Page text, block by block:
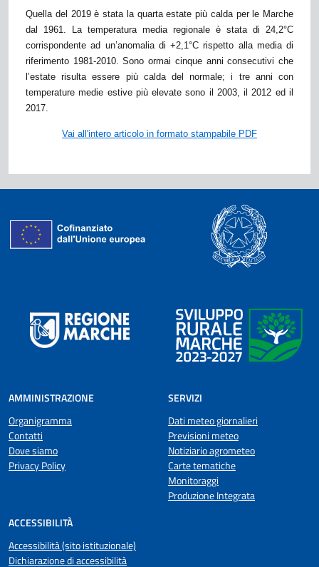
Quella del 2019 è stata la quarta estate più calda per le Marche
dal 1961. La temperatura media regionale è stata di 24,2°C
corrispondente ad un’anomalia di +2,1°C rispetto alla media di
riferimento 1981-2010. Sono ormai cinque anni consecutivi che
l’estate risulta essere più calda del normale; i tre anni con
temperature medie estive più elevate sono il 2003, il 2012 ed il
2017.
Vai all'intero articolo in formato stampabile PDF
AMMINISTRAZIONE
Organigramma
Contatti
Dove siamo
Privacy Policy
SERVIZI
Dati meteo giornalieri
Previsioni meteo
Notiziario agrometeo
Carte tematiche
Monitoraggi
Produzione Integrata
ACCESSIBILITÀ
Accessibilità (sito istituzionale)
Dichiarazione di accessibilità